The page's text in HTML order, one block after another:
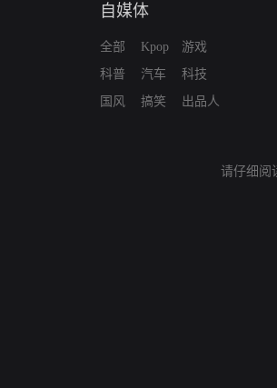
自媒体
全部
科普
国风
Kpop
汽车
搞笑
游戏
科技
出品人
请仔细阅